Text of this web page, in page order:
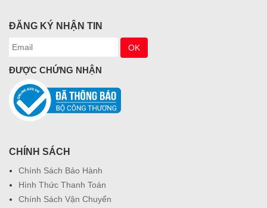
ĐĂNG KÝ NHẬN TIN
ĐƯỢC CHỨNG NHẬN
CHÍNH SÁCH
Chính Sách Bảo Hành
Hình Thức Thanh Toán
Chính Sách Vận Chuyển